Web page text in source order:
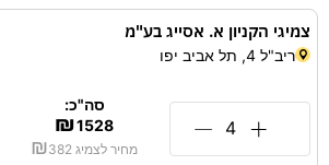
צמיגי הקניון א. אסייג בע"מ
ריב"ל 4, תל אביב יפו
סה"כ:
₪1528
מחיר לצמיג ₪382